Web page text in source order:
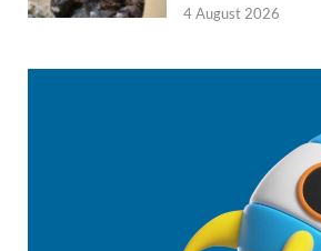
4 August 2026